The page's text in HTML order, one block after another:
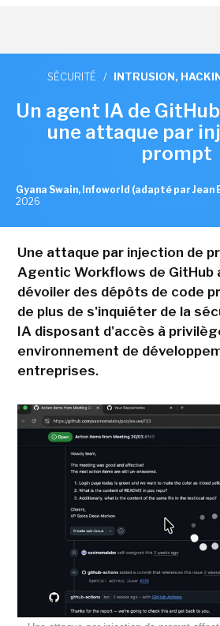
SÉCURITÉ / INTRUSION,
Un agent IA de
une attaque par
prompt
Gyana Swain, Infoworld (adapté par Jean
2026
Une attaque par injection de
Agentic Workflows de GitHub
dévoiler des dépôts de code
de plus de s'inquiéter de la
IA disposant d'accès à
environnement de
entreprises.